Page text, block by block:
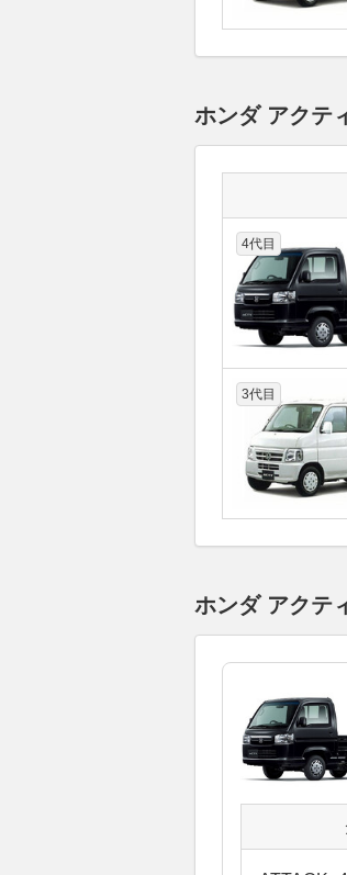
ホンダ アクテ
4代目
3代目
ホンダ アクテ